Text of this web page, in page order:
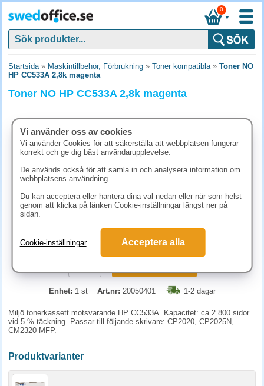
▼
0
Startsida» Maskintillbehör, Förbrukning » Toner kompatibla» Toner NO
HP CC533A 2,8k magenta
Toner NO HP CC533A 2,8k magenta
623.80 kr (inkl. moms)
Enhet: 1 st Art.nr: 20050401 1-2 dagar
Miljö tonerkassett motsvarande HP CC533A. Kapacitet: ca 2 800 sidor
vid 5 % täckning. Passar till följande skrivare: CP2020, CP2025N,
CM2320 MFP.
Produktvarianter
Vi använder oss av cookies
Vi använder Cookies för att säkerställa att webbplatsen fungerar
korrekt och ge dig bäst användarupplevelse.
De används också för att samla in och analysera information om
webbplatsens användning.
Du kan acceptera eller hantera dina val nedan eller när som helst
genom att klicka på länken Cookie-inställningar längst ner på
sidan.
Cookie-inställningar Acceptera alla